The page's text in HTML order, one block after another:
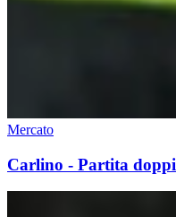
Mercato
Carlino - Partita